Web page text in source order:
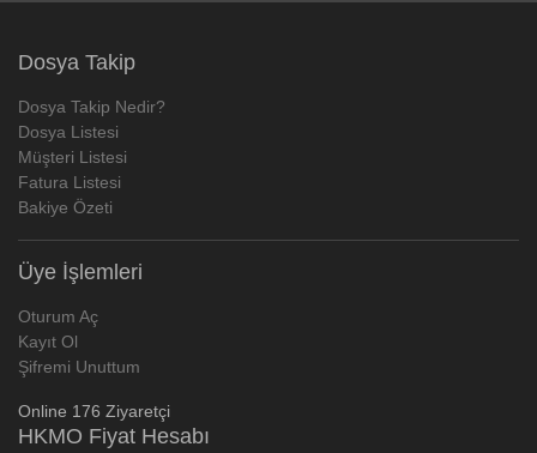
Dosya Takip
Dosya Takip Nedir?
Dosya Listesi
Müşteri Listesi
Fatura Listesi
Bakiye Özeti
Üye İşlemleri
Oturum Aç
Kayıt Ol
Şifremi Unuttum
Online 176 Ziyaretçi
HKMO Fiyat Hesabı